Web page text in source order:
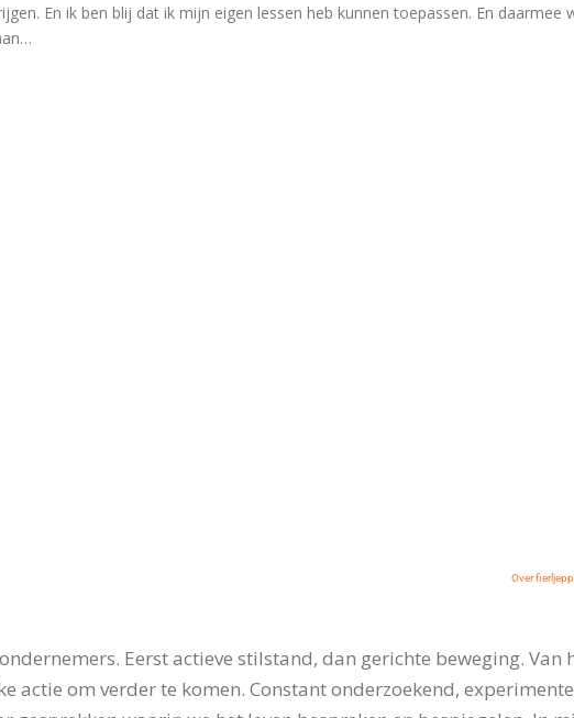
En ik ben blij dat ik mijn eigen lessen heb kunnen toepassen. En daarmee
Over
Eerst actieve stilstand, dan gerichte beweging. Van
actie om verder te komen. Constant onderzoekend,